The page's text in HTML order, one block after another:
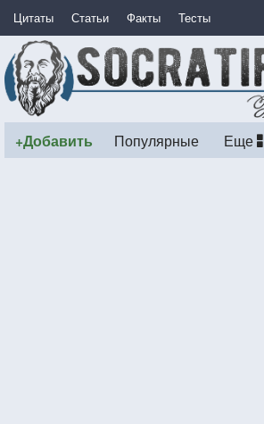
Цитаты Статьи Факты Тесты
+Добавить Популярные Еще